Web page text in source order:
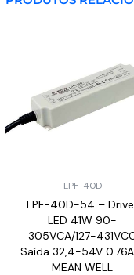
LPF-40D
LPF-40D-54 –
LED 41W 90-
305VCA/127-
Saída 32,4-54V
MEAN WELL